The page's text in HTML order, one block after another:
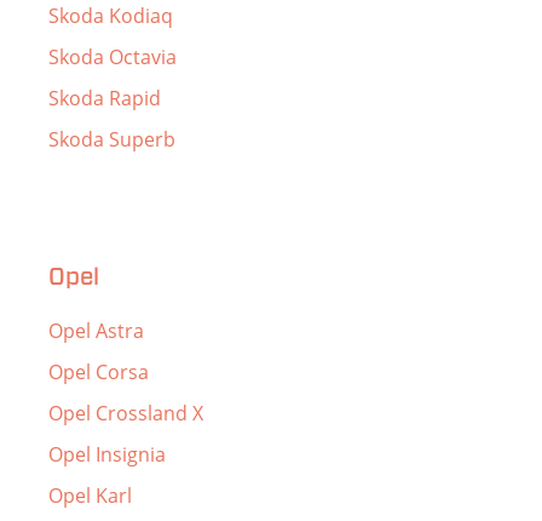
Skoda Kodiaq
Skoda Octavia
Skoda Rapid
Skoda Superb
Opel
Opel Astra
Opel Corsa
Opel Crossland X
Opel Insignia
Opel Karl